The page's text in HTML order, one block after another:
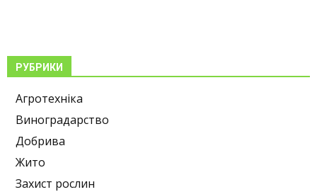
РУБРИКИ
Агротехніка
Виноградарство
Добрива
Жито
Захист рослин